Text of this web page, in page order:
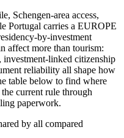
Schengen-area access,
Portugal carries a EUROPE
by-investment
affect more than tourism:
investment-linked citizenship
reliability all shape how
table below to find where
current rule through
paperwork.
by all compared